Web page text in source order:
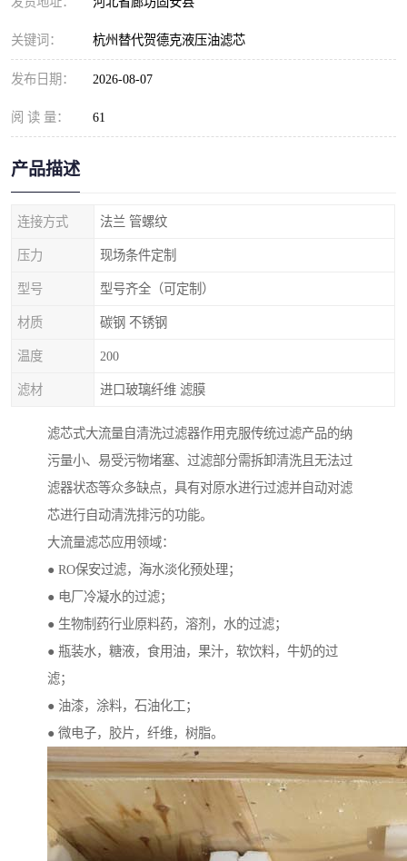
关键词： 杭州替代贺德克液压油滤芯
发布日期： 2026-08-07
阅 读 量： 61
产品描述
连接方式 法兰 管螺纹
压力 现场条件定制
型号 型号齐全（可定制）
材质 碳钢 不锈钢
温度 200
滤材 进口玻璃纤维 滤膜
滤芯式大流量自清洗过滤器作用克服传统过滤产品的纳
污量小、易受污物堵塞、过滤部分需拆卸清洗且无法过
滤器状态等众多缺点，具有对原水进行过滤并自动对滤
芯进行自动清洗排污的功能。
大流量滤芯应用领域：
● RO保安过滤，海水淡化预处理；
● 电厂冷凝水的过滤；
● 生物制药行业原料药，溶剂，水的过滤；
● 瓶装水，糖液，食用油，果汁，软饮料，牛奶的过
滤；
● 油漆，涂料，石油化工；
● 微电子，胶片，纤维，树脂。